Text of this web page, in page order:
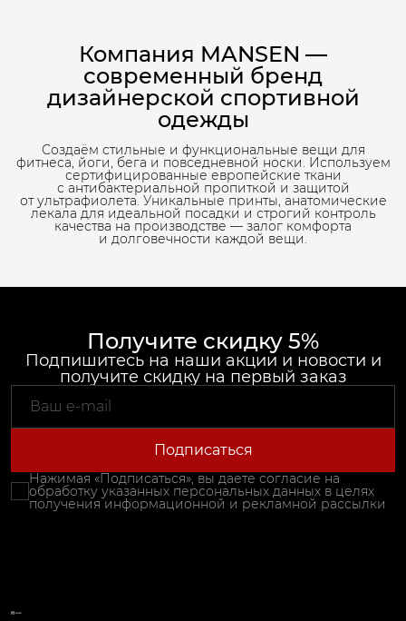
Компания MANSEN —
современный бренд
дизайнерской спортивной
одежды
Создаём стильные и функциональные вещи для
фитнеса, йоги, бега и повседневной носки. Используем
сертифицированные европейские ткани
с антибактериальной пропиткой и защитой
от ультрафиолета. Уникальные принты, анатомические
лекала для идеальной посадки и строгий контроль
качества на производстве — залог комфорта
и долговечности каждой вещи.
Получите скидку 5%
Подпишитесь на наши акции и новости и
получите скидку на первый заказ
Подписаться
Нажимая «Подписаться», вы даете согласие на
обработку указанных персональных данных в целях
получения информационной и рекламной рассылки